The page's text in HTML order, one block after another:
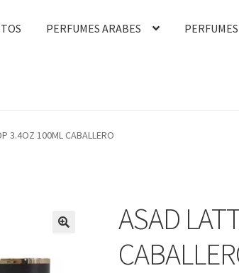
PERFUMES ARABES
3.4OZ 100ML CABALLERO
ASAD